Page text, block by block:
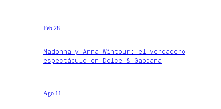
Feb 28
Madonna y Anna Wintour: el verdadero
espectáculo en Dolce & Gabbana
Ago 11